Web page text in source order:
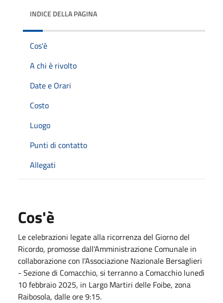
INDICE DELLA PAGINA
Cos'è
A chi è rivolto
Date e Orari
Costo
Luogo
Punti di contatto
Allegati
Cos'è
Le celebrazioni legate alla ricorrenza del Giorno del
Ricordo, promosse dall'Amministrazione Comunale in
collaborazione con l'Associazione Nazionale Bersaglieri
- Sezione di Comacchio, si terranno a Comacchio lunedì
10 febbraio 2025, in Largo Martiri delle Foibe, zona
Raibosola, dalle ore 9:15.